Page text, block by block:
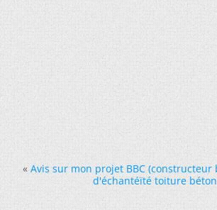
« Avis sur mon projet BBC (constructeur
d'échantéïté toiture béton